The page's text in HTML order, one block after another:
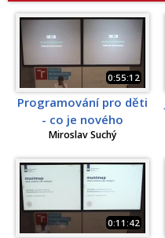
0:55:12
Programování pro děti
- co je nového
Miroslav Suchý
0:11:42